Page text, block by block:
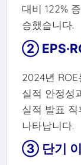
대비 122%
승했습니다.
②
2024년 ROE
실적 안정성
실적 발표
나타납니다.
③ 단기 이